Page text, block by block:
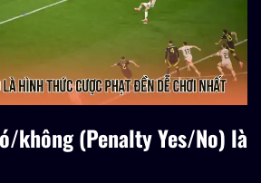
không (Penalty Yes/No) là